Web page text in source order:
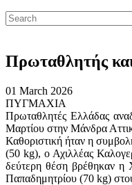
Πρωταθλητής
01 March 2026
ΠΥΓΜΑΧΙΑ
Πρωταθλητές Ελλάδας
Μαρτίου στην Μάνδρα
Καθοριστική ήταν η
(50 kg), ο Αχιλλέας
δεύτερη θέση βρέθηκαν η
Παπαδημητρίου (70 kg)